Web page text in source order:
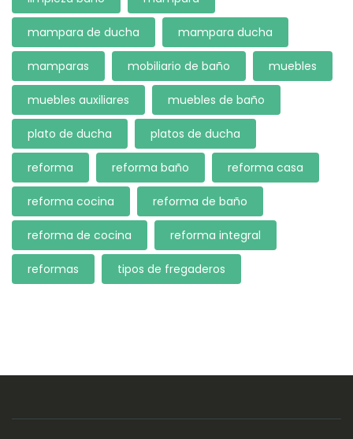
mampara de ducha mampara ducha
mamparas mobiliario de baño muebles
muebles auxiliares muebles de baño
plato de ducha platos de ducha
reforma reforma baño reforma casa
reforma cocina reforma de baño
reforma de cocina reforma integral
reformas tipos de fregaderos